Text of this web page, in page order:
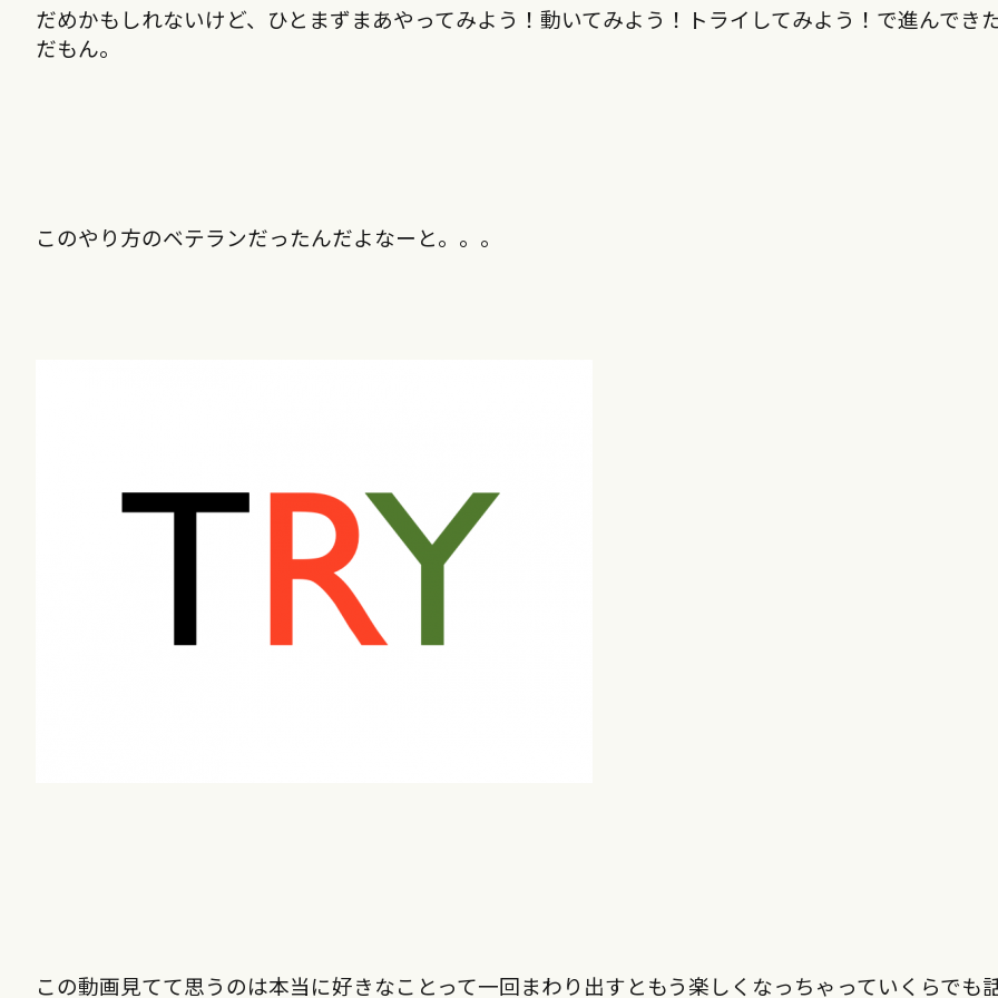
だめかもしれないけど、ひとまずまあやってみよう！動いてみよう！トライしてみよう！で進んでき
だもん。
このやり方のベテランだったんだよなーと。。。
この動画見てて思うのは本当に好きなことって一回まわり出すともう楽しくなっちゃっていくらでも